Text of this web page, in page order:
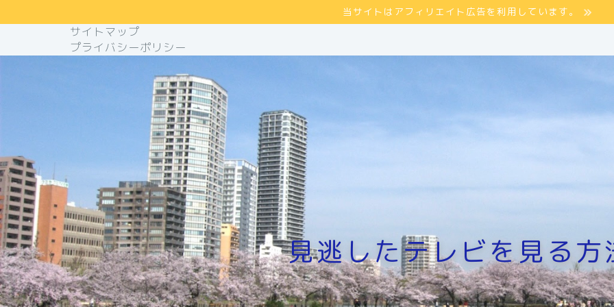
当サイトはアフィリエイト広告を利用しています。
サイトマップ
プライバシーポリシー
見逃したテレビを見る方